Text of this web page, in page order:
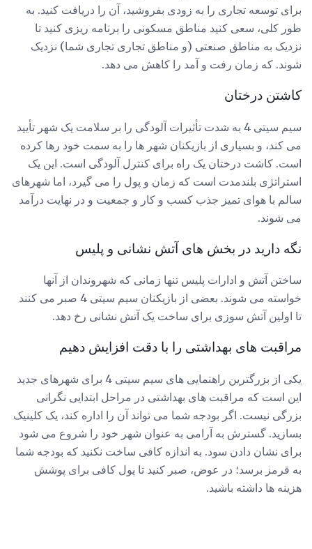
برای توسعه تجاری را به زودی بفروشید، آن را دریافت کنید. به
طور کلی، سعی کنید مناطق مسکونی را برنامه ریزی کنید تا
نزدیک به مناطق صنعتی (و مناطق تجاری تجاری شما) نزدیک
شوند. که زمان رفت و آمد را کاهش می دهد.
کاشتن درختان
سیم سیتی 4 به شدت تأثیرات آلودگی را بر سلامت یک شهر تأیید
می کند، و بسیاری از بازیکنان شهر ها را به سمت خود رها کرده
است. کاشت درختان یک راه برای کنترل آلودگی است. این یک
استراتژی بلندمدت است که زمان و پول را می گیرد، اما شهرهای
سالم با هوای تمیز جذب کسب و کار و جمعیت و در نهایت درآمد
می شوند.
نگه دارید در بخش های آتش نشانی و پلیس
ساختن آتش و ادارات پلیس تنها زمانی که شهروندان از آنها
خواسته می شوند. بعضی از بازیکنان سیم سیتی 4 صبر می کنند
تا اولین آتش سوزی برای ساخت یک آتش نشانی رخ دهد.
مراقبت های بهداشتی را با دقت افزایش دهیم
یکی از بزرگترین راهنمایی های سیم سیتی 4 برای شهرهای جدید
این است که مراقبت های بهداشتی در مراحل ابتدایی نگرانی
بزرگی نیست. اگر بودجه شما می تواند آن را اداره کند، یک کلینیک
بسازید. گسترش به آرامی به عنوان شهر خود را شروع می شود
برای نشان دادن سود. به اندازه کافی ساخت نکنید که بودجه شما
به قرمز برسد؛ در عوض، صبر کنید تا پول کافی برای پوشش
هزینه ها داشته باشید.